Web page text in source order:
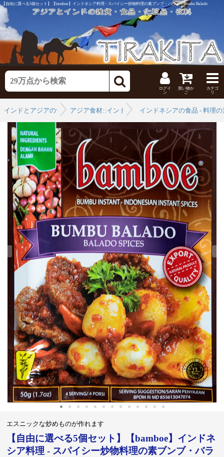
【自由に選べる5個セット】【bamboe】インドネシア料理 - スパイシー炒物料理の素ブンブ・バラド - Bumbu Balado
ログイ
ン
買い物か
ご
カテゴ
リ
インドとアジアの食品・食材アジア食材::インドネシアインドネシアの食品 - 料理の
エスニックな炒めものが作れます
【自由に選べる5個セット】【bamboe】インドネ
シア料理 - スパイシー炒物料理の素ブンブ・バラ